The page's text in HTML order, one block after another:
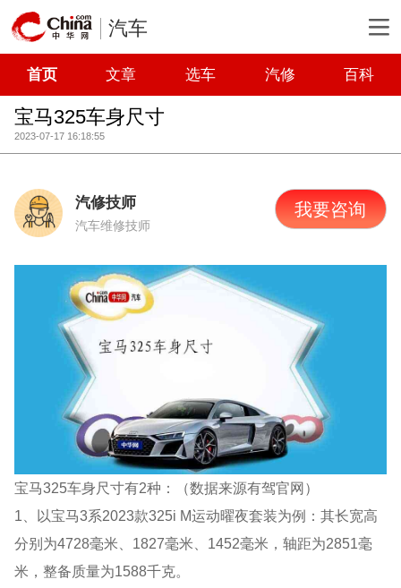
汽车
首页 文章 选车 汽修 百科
宝马325车身尺寸
2023-07-17 16:18:55
汽修技师
汽车维修技师
我要咨询
宝马325车身尺寸有2种：（数据来源有驾官网）
1、以宝马3系2023款325i M运动曜夜套装为例：其长宽高
分别为4728毫米、1827毫米、1452毫米，轴距为2851毫
米，整备质量为1588千克。